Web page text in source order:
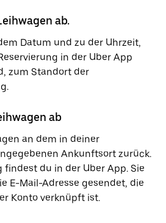
ab.
Datum und zu der Uhrzeit,
in der Uber App
zum Standort der
ab
an dem in deiner
Ankunftsort zurück.
findest du in der Uber App. Sie
E-Mail-Adresse gesendet, die
Konto verknüpft ist.